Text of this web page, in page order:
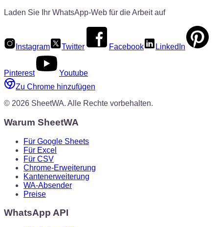
Laden Sie Ihr WhatsApp-Web für die Arbeit auf
Instagram Twitter Facebook LinkedIn
Pinterest
Youtube
Zu Chrome hinzufügen
© 2026 SheetWA. Alle Rechte vorbehalten.
Warum SheetWA
Für Google Sheets
Für Excel
Für CSV
Chrome-Erweiterung
Kantenerweiterung
WA-Absender
Preise
WhatsApp API